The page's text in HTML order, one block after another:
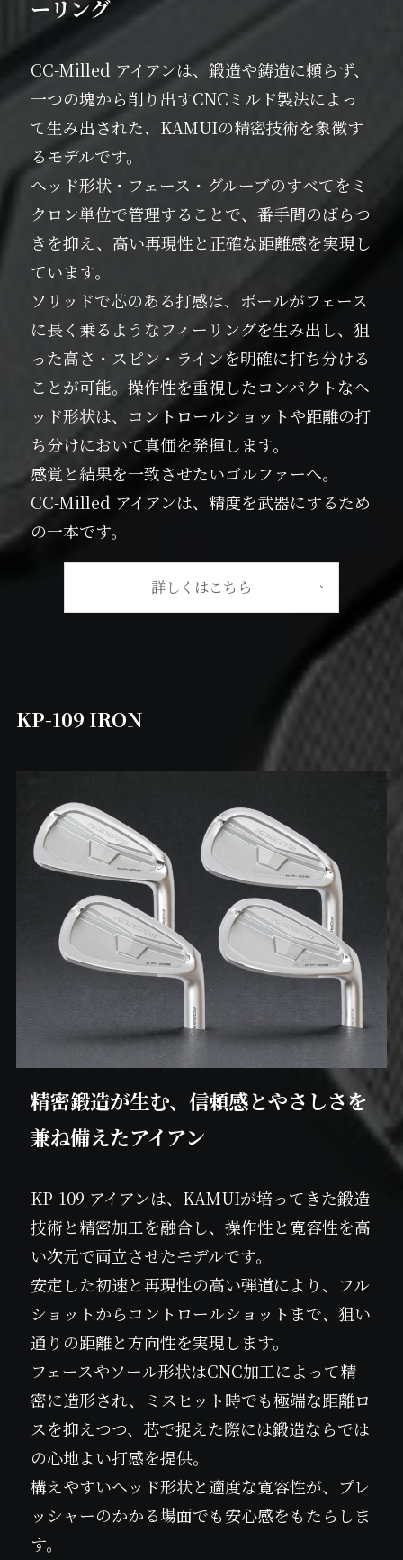
ーリング
CC-Milled アイアンは、鍛造や鋳造に頼らず、
一つの塊から削り出すCNCミルド製法によっ
て生み出された、KAMUIの精密技術を象徴す
るモデルです。
ヘッド形状・フェース・グルーブのすべてをミ
クロン単位で管理することで、番手間のばらつ
きを抑え、高い再現性と正確な距離感を実現し
ています。
ソリッドで芯のある打感は、ボールがフェース
に長く乗るようなフィーリングを生み出し、狙
った高さ・スピン・ラインを明確に打ち分ける
ことが可能。操作性を重視したコンパクトなヘ
ッド形状は、コントロールショットや距離の打
ち分けにおいて真価を発揮します。
感覚と結果を一致させたいゴルファーへ。
CC-Milled アイアンは、精度を武器にするため
の一本です。
詳しくはこちら
KP-109 IRON
精密鍛造が生む、信頼感とやさしさを
兼ね備えたアイアン
KP-109 アイアンは、KAMUIが培ってきた鍛造
技術と精密加工を融合し、操作性と寛容性を高
い次元で両立させたモデルです。
安定した初速と再現性の高い弾道により、フル
ショットからコントロールショットまで、狙い
通りの距離と方向性を実現します。
フェースやソール形状はCNC加工によって精
密に造形され、ミスヒット時でも極端な距離ロ
スを抑えつつ、芯で捉えた際には鍛造ならでは
の心地よい打感を提供。
構えやすいヘッド形状と適度な寛容性が、プレ
ッシャーのかかる場面でも安心感をもたらしま
す。